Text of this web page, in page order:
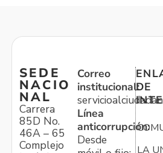
SEDE
NACIO
NAL
Carrera
85D No.
46A – 65
Complejo
Correo
institucional:
Línea
anticorrupción:
Desde
DE
LA